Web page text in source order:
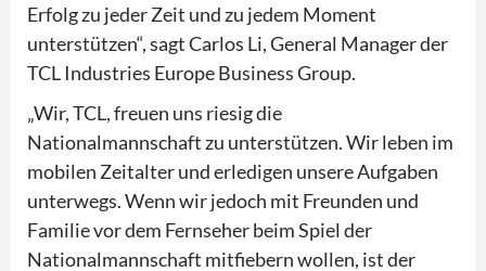
Erfolg zu jeder Zeit und zu jedem Moment
unterstützen“, sagt Carlos Li, General Manager der
TCL Industries Europe Business Group.
„Wir, TCL, freuen uns riesig die
Nationalmannschaft zu unterstützen. Wir leben im
mobilen Zeitalter und erledigen unsere Aufgaben
unterwegs. Wenn wir jedoch mit Freunden und
Familie vor dem Fernseher beim Spiel der
Nationalmannschaft mitfiebern wollen, ist der